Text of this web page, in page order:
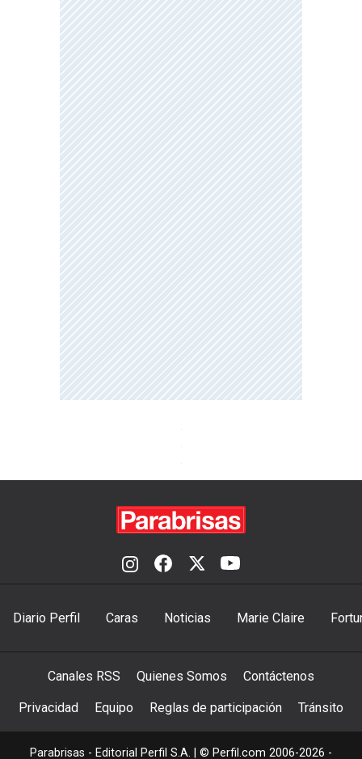
Diario Perfil Caras Noticias Marie Claire
Canales RSS Quienes Somos Contáctenos
Privacidad Equipo Reglas de participación Tránsito
Parabrisas - Editorial Perfil S.A. | © Perfil.com 2006-2026 -